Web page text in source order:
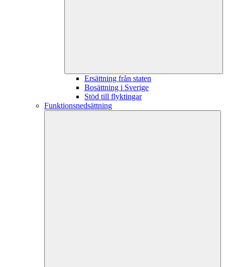
Ersättning från staten
Bosättning i Sverige
Stöd till flyktingar
Funktionsnedsättning